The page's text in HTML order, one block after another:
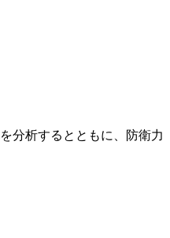
分析するとともに、防衛力